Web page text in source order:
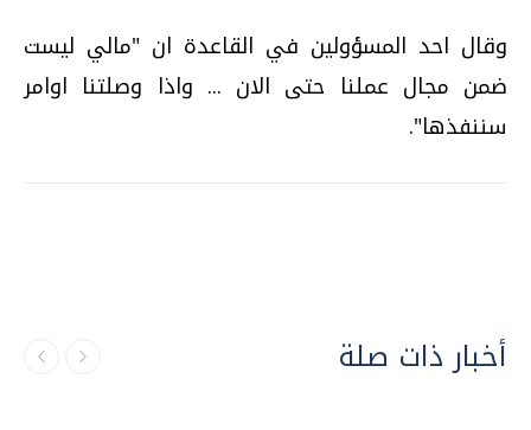
وقال احد المسؤولين في القاعدة ان "مالي ليست
ضمن مجال عملنا حتى الان ... واذا وصلتنا اوامر
سننفذها".
أخبار ذات صلة